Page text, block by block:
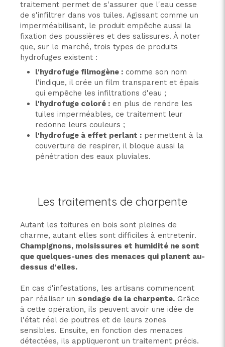
traitement permet de s'assurer que l'eau cesse
de s'infiltrer dans vos tuiles. Agissant comme un
imperméabilisant, le produit empêche aussi la
fixation des poussières et des salissures. À noter
que, sur le marché, trois types de produits
hydrofuges existent :
l'hydrofuge filmogène : comme son nom
l'indique, il crée un film transparent et épais
qui empêche les infiltrations d'eau ;
l'hydrofuge coloré : en plus de rendre les
tuiles imperméables, ce traitement leur
redonne leurs couleurs ;
l'hydrofuge à effet perlant : permettent à la
couverture de respirer, il bloque aussi la
pénétration des eaux pluviales.
Les traitements de charpente
Autant les toitures en bois sont pleines de
charme, autant elles sont difficiles à entretenir.
Champignons, moisissures et humidité ne sont
que quelques-unes des menaces qui planent au-
dessus d'elles.
En cas d'infestations, les artisans commencent
par réaliser un sondage de la charpente. Grâce
à cette opération, ils peuvent avoir une idée de
l'état réel de poutres et de leurs zones
sensibles. Ensuite, en fonction des menaces
détectées, ils appliqueront un traitement précis.